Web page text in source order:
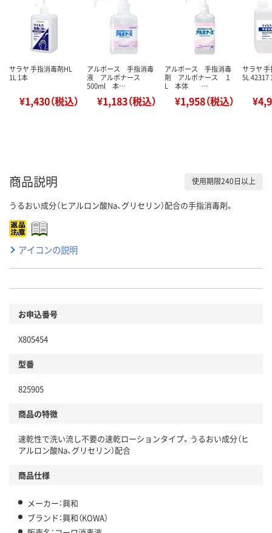
サラヤ 手指消毒剤HL
1L 1本
¥1,430（税込）
アルボース 手指消毒
液 アルボナース
500ml 本…
¥1,183（税込）
アルボース 手指消毒
剤 アルボナース １
L 本体 …
¥1,958（税込）
サラヤ
5L 42317
商品説明 使用期限240日以上
うるおい成分（ヒアルロン酸Na、グリセリン）配合の手指消毒剤。
アイコンの説明
お申込番号
X805454
型番
825905
商品の特徴
速乾性で洗い流し不要の速乾ローションタイプ。うるおい成分（ヒ
アルロン酸Na、グリセリン）配合
商品仕様
メーカー：興和
ブランド：興和（KOWA）